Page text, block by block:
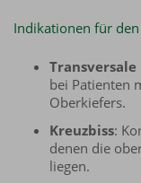
Indikationen für den
bei Patienten
Oberkiefers.
Kreuzbiss:
denen die
liegen.